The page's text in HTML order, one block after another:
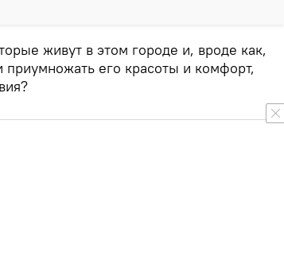
живут в этом городе и, вроде как,
его красоты и комфорт,